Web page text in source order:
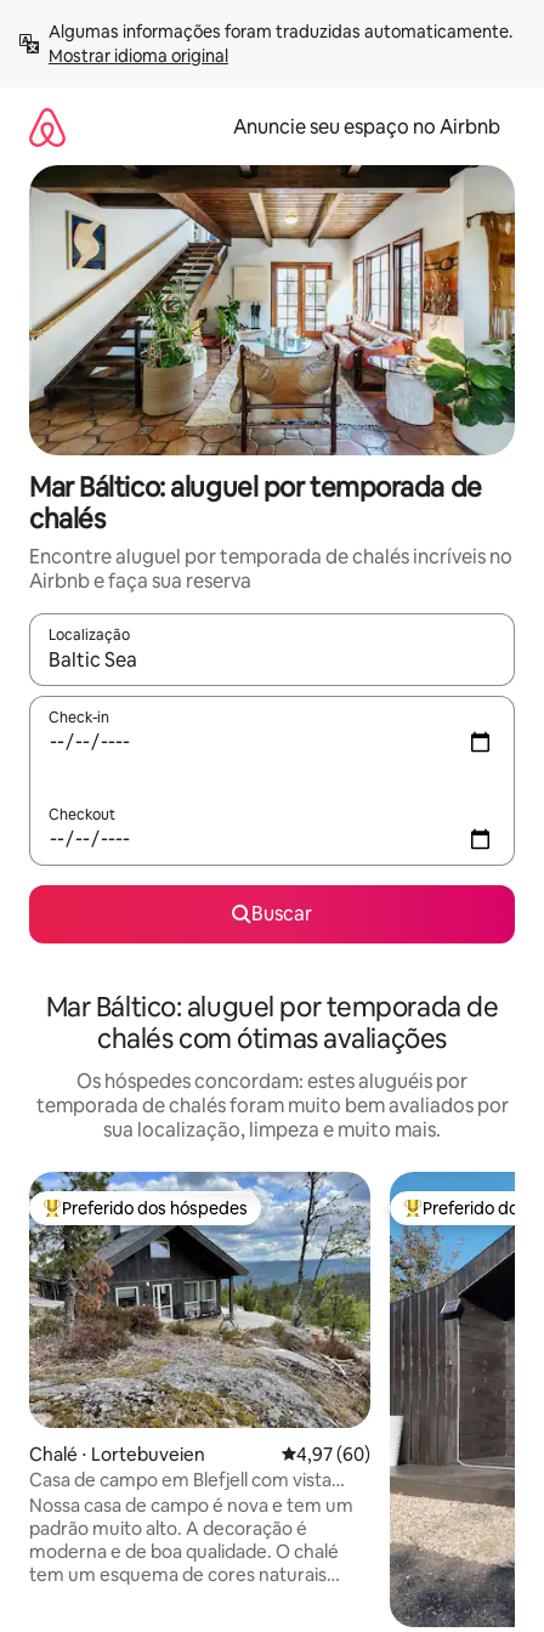
para
Mostrar idioma original
Anuncie seu espaço no Airbnb
Mar Báltico: aluguel por temporada de
chalés
Encontre aluguel por temporada de chalés incríveis no
Airbnb e faça sua reserva
Localização
Quando os resultados estiverem disponíveis, explore-os
Check-in
Checkout
Buscar
Mar Báltico: aluguel por temporada de
chalés com ótimas avaliações
Os hóspedes concordam: estes aluguéis por
temporada de chalés foram muito bem avaliados por
sua localização, limpeza e muito mais.
Entre os melhores preferidos dos hóspedes
Preferido dos hóspedes
Chalé ⋅ Lortebuveien 4,97 de uma avaliação média
4,97 (60)
Casa de campo em Blefjell com vista
panorâmica
Nossa casa de campo é nova e tem um
padrão muito alto. A decoração é
moderna e de boa qualidade. O chalé
tem um esquema de cores naturais
Entre os
Preferido dos